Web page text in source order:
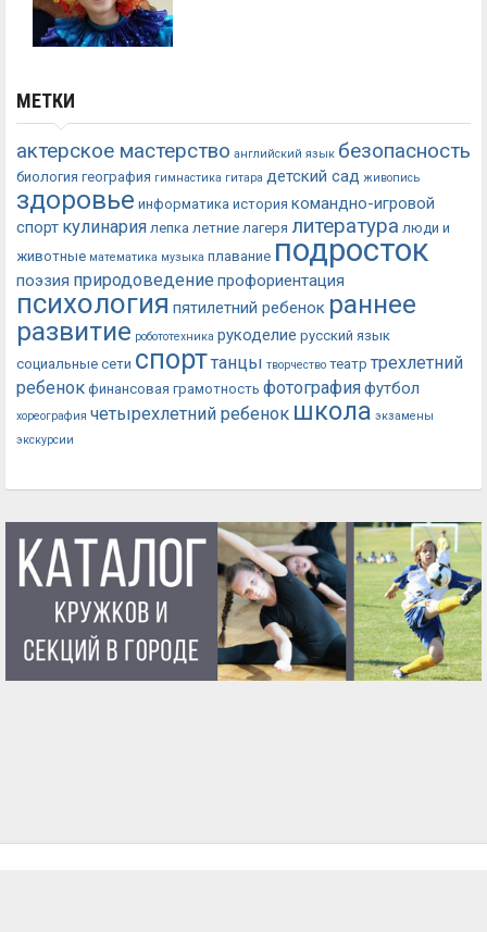
МЕТКИ
актерское мастерство английский язык безопасность
биология география гимнастика гитара детский сад живопись
здоровье информатика история командно-игровой
спорт кулинария лепка летние лагеря литература люди и
животные математика музыка плавание подросток
поэзия природоведениепрофориентация
психология пятилетний ребенок раннее
развитие робототехника рукоделие русский язык
социальные сети спорттанцы творчество театр трехлетний
ребенок финансовая грамотность фотографияфутбол
хореография четырехлетний ребенок школа экзамены
экскурсии